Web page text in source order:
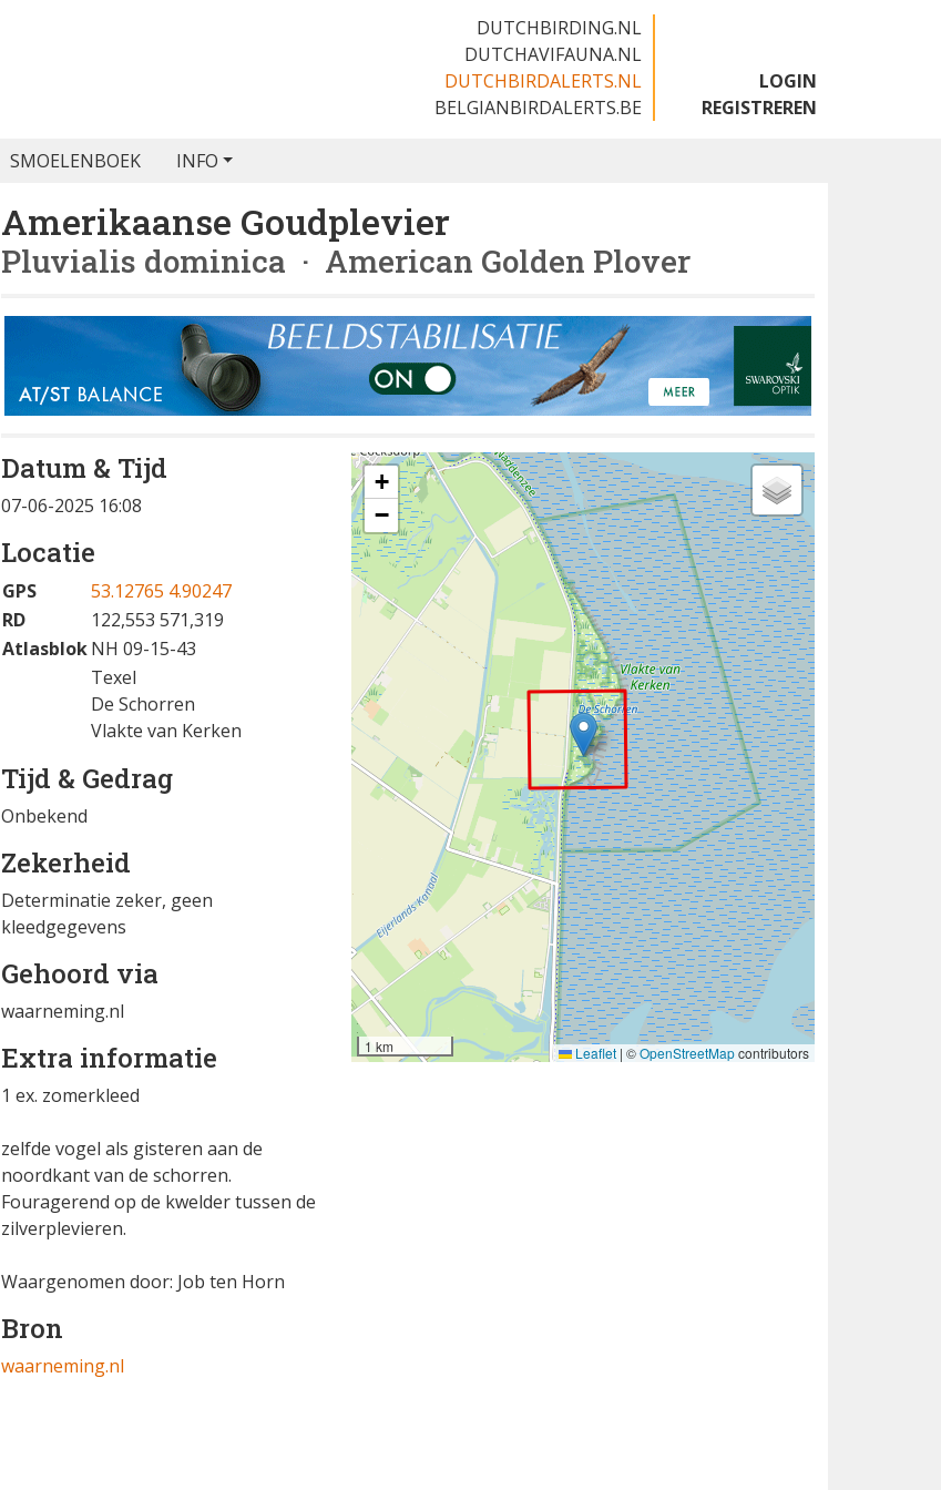
DUTCHBIRDING.NL
DUTCHAVIFAUNA.NL
DUTCHBIRDALERTS.NL
BELGIANBIRDALERTS.BE
LOGIN
REGISTREREN
SMOELENBOEK INFO
Amerikaanse Goudplevier
Pluvialis dominica · American Golden Plover
Datum & Tijd
07-06-2025 16:08
Locatie
GPS
53.12765 4.90247
RD
122,553 571,319
AtlasblokNH 09-15-43
Texel
De Schorren
Vlakte van Kerken
Tijd & Gedrag
Onbekend
Zekerheid
Determinatie zeker, geen
kleedgegevens
Gehoord via
waarneming.nl
Extra informatie
1 ex. zomerkleed
zelfde vogel als gisteren aan de
noordkant van de schorren.
Fouragerend op de kwelder tussen de
zilverplevieren.
Waargenomen door: Job ten Horn
Bron
waarneming.nl
+
−
1 km Leaflet | ©OpenStreetMapcontributors